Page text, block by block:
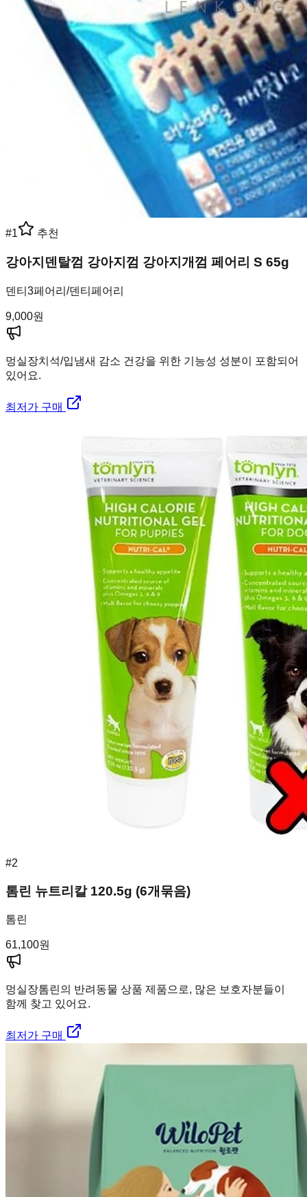
#1 추천
강아지덴탈껌 강아지껌 강아지개껌 페어리 S 65g
덴티3페어리/덴티페어리
9,000원
멍실장치석/입냄새 감소 건강을 위한 기능성 성분이 포함되어
있어요.
최저가 구매
#2
톰린 뉴트리칼 120.5g (6개묶음)
톰린
61,100원
멍실장톰린의 반려동물 상품 제품으로, 많은 보호자분들이
함께 찾고 있어요.
최저가 구매